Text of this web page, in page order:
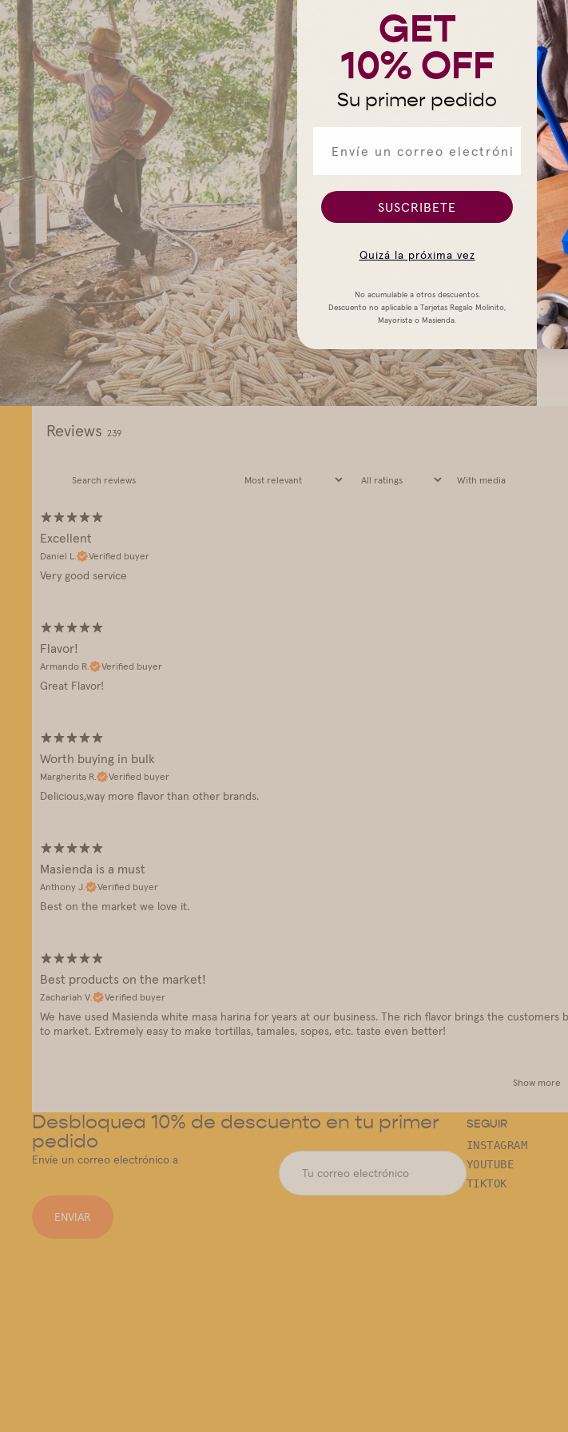
Reviews 239
With media
Excellent
Daniel L. Verified buyer
Very good service
Flavor!
Armando R. Verified buyer
Great Flavor!
Worth buying in bulk
Margherita R. Verified buyer
Delicious,way more flavor than other brands.
Masienda is a must
Anthony J. Verified buyer
Best on the market we love it.
Best products on the market!
Zachariah V. Verified buyer
We have used Masienda white masa harina for years at our business. The rich flavor brings the
to market. Extremely easy to make tortillas, tamales, sopes, etc. taste even better!
Show more
Desbloquea 10% de descuento en tu primer
pedido
Envíe un correo electrónico a
ENVIAR
SEGUIR
INSTAGRAM
YOUTUBE
TIKTOK
GET
10% OFF
Su primer pedido
SUSCRIBETE
Quizá la próxima vez
No acumulable a otros descuentos.
Descuento no aplicable a Tarjetas Regalo Molinito,
Mayorista o Masienda.